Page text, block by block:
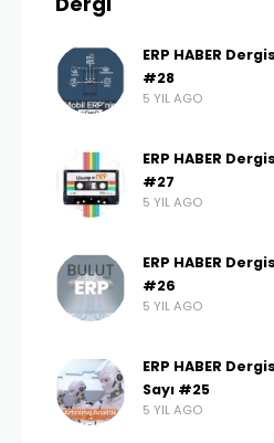
ERP HABER
#28
5 YIL AGO
ERP HABER
#27
5 YIL AGO
ERP HABER
#26
5 YIL AGO
ERP HABER
Sayı #25
5 YIL AGO